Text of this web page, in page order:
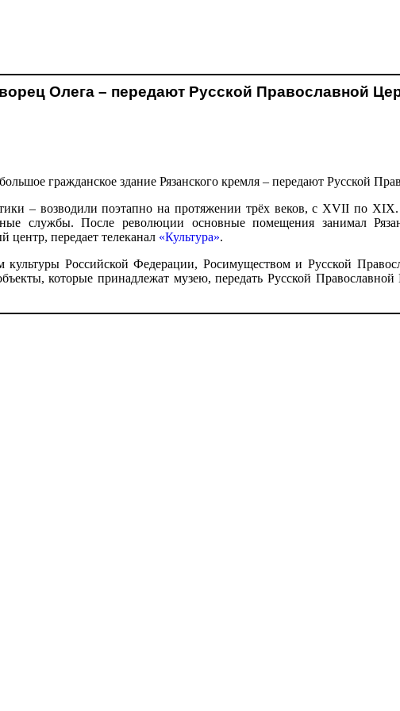
Олега – передают Русской Православной
гражданское здание Рязанского кремля – передают Русской
– возводили поэтапно на протяжении трёх веков, с XVII по
службы. После революции основные помещения занимал
передает телеканал «Культура».
Российской Федерации, Росимуществом и Русской
которые принадлежат музею, передать Русской Православной